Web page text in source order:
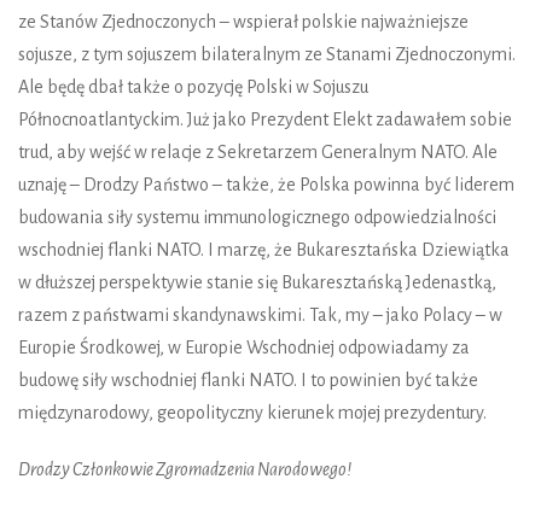
ze Stanów Zjednoczonych – wspierał polskie najważniejsze
sojusze, z tym sojuszem bilateralnym ze Stanami Zjednoczonymi.
Ale będę dbał także o pozycję Polski w Sojuszu
Północnoatlantyckim. Już jako Prezydent Elekt zadawałem sobie
trud, aby wejść w relacje z Sekretarzem Generalnym NATO. Ale
uznaję – Drodzy Państwo – także, że Polska powinna być liderem
budowania siły systemu immunologicznego odpowiedzialności
wschodniej flanki NATO. I marzę, że Bukaresztańska Dziewiątka
w dłuższej perspektywie stanie się Bukaresztańską Jedenastką,
razem z państwami skandynawskimi. Tak, my – jako Polacy – w
Europie Środkowej, w Europie Wschodniej odpowiadamy za
budowę siły wschodniej flanki NATO. I to powinien być także
międzynarodowy, geopolityczny kierunek mojej prezydentury.
Drodzy Członkowie Zgromadzenia Narodowego!